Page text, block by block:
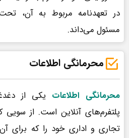
در تعهدنامه مربوط به آن،
مسئول می‌داند.
محرمانگی اطلاعات
محرمانگی اطلاعات یکی از
پلتفرم‌های آنلاین است. از سویی
تجاری و اداری خود را که برای